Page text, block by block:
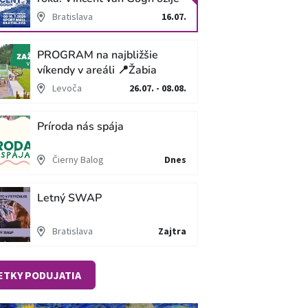
v unikátnej imerzívnej šou!
Bratislava 16.07.
PROGRAM na najbližšie
víkendy v areáli 📍Žabia
cestaLevoča 26.07. - 08.08.
Príroda nás spája
Čierny Balog Dnes
Letný SWAP
Bratislava Zajtra
PODUJATIA